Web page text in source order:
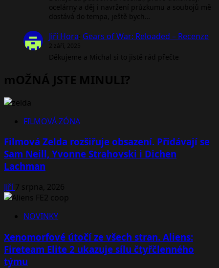
ocelárny a děj i navržení průzkumu a soubojů mě
dostává do tempa, ještě bych…
Jiří Hora: Gears of War: Reloaded – Recenze
2 září, 2025
Děkujeme a Michal si to jistě rád přečte
mOŽNÁ JSTE MINULI?
FILMOVÁ ZÓNA
Filmová Zelda rozšiřuje obsazení. Přidávají se
Sam Neill, Yvonne Strahovski i Dichen
Lachman
Jiří7 srpna, 2026
NOVINKY
Xenomorfové útočí ze všech stran. Aliens:
Fireteam Elite 2 ukazuje sílu čtyřčlenného
týmu